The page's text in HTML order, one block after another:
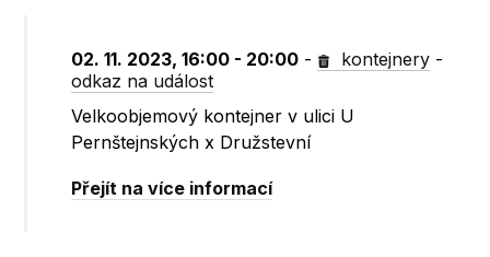
02. 11. 2023, 16:00 - 20:00 - kontejnery -
odkaz na událost
Velkoobjemový kontejner v ulici U
Pernštejnských x Družstevní
Přejít na více informací